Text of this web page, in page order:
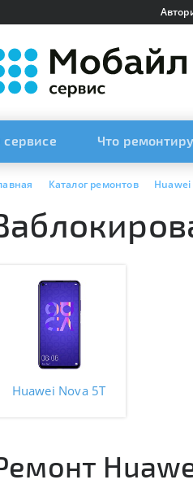
сервисе Что
Каталог ремонтов Huawei
Huawei Nova 5T